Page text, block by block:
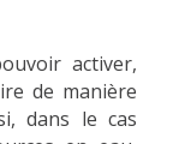
activer,
de manière
dans le cas